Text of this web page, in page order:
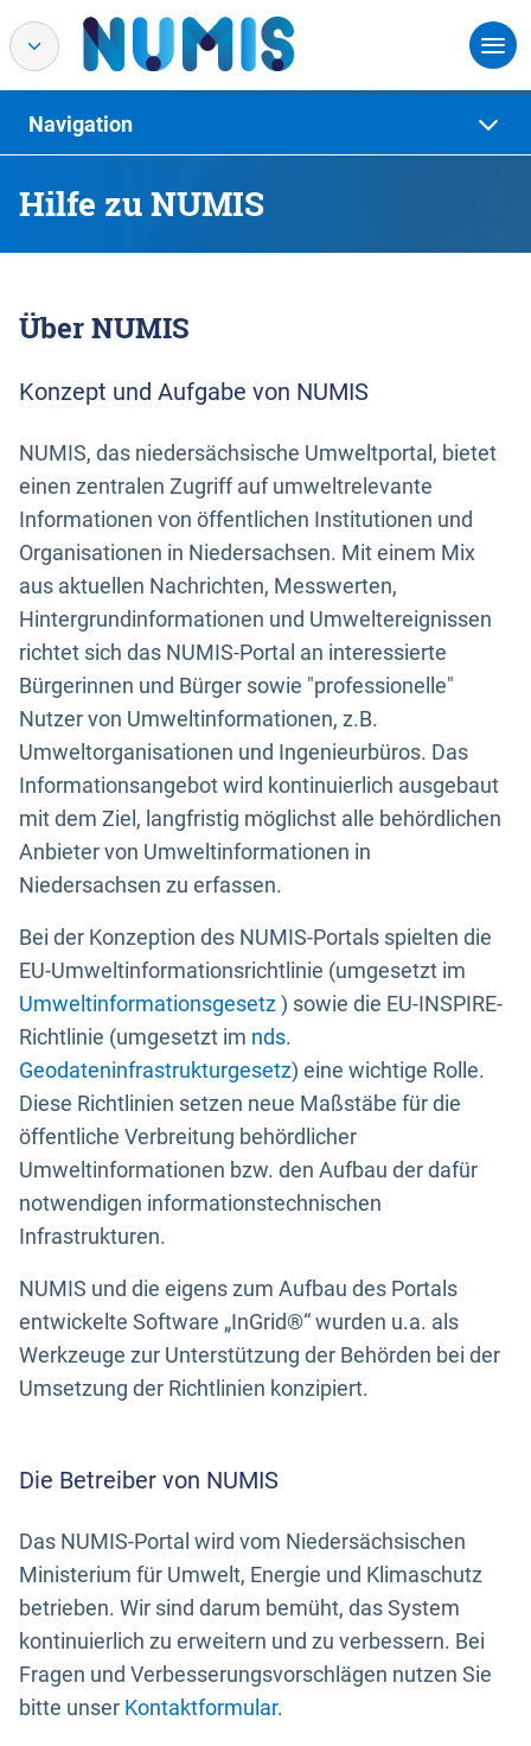
Hilfe zu NUMIS
Navigation
Über NUMIS
Konzept und Aufgabe von NUMIS
NUMIS, das niedersächsische Umweltportal, bietet
einen zentralen Zugriff auf umweltrelevante
Informationen von öffentlichen Institutionen und
Organisationen in Niedersachsen. Mit einem Mix
aus aktuellen Nachrichten, Messwerten,
Hintergrundinformationen und Umweltereignissen
richtet sich das NUMIS-Portal an interessierte
Bürgerinnen und Bürger sowie "professionelle"
Nutzer von Umweltinformationen, z.B.
Umweltorganisationen und Ingenieurbüros. Das
Informationsangebot wird kontinuierlich ausgebaut
mit dem Ziel, langfristig möglichst alle behördlichen
Anbieter von Umweltinformationen in
Niedersachsen zu erfassen.
Bei der Konzeption des NUMIS-Portals spielten die
EU-Umweltinformationsrichtlinie (umgesetzt im
Umweltinformationsgesetz) sowie die EU-INSPIRE-
Richtlinie (umgesetzt im nds.
Geodateninfrastrukturgesetz) eine wichtige Rolle.
Diese Richtlinien setzen neue Maßstäbe für die
öffentliche Verbreitung behördlicher
Umweltinformationen bzw. den Aufbau der dafür
notwendigen informationstechnischen
Infrastrukturen.
NUMIS und die eigens zum Aufbau des Portals
entwickelte Software „InGrid®“ wurden u.a. als
Werkzeuge zur Unterstützung der Behörden bei der
Umsetzung der Richtlinien konzipiert.
Die Betreiber von NUMIS
Das NUMIS-Portal wird vom Niedersächsischen
Ministerium für Umwelt, Energie und Klimaschutz
betrieben. Wir sind darum bemüht, das System
kontinuierlich zu erweitern und zu verbessern. Bei
Fragen und Verbesserungsvorschlägen nutzen Sie
bitte unser Kontaktformular.